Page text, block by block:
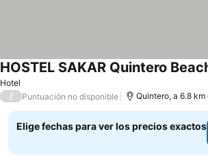
Hotel
HOSTEL SAKAR Quintero
/ Puntuación no disponible Quintero, a 6.8
Elige fechas para ver los precios exactos